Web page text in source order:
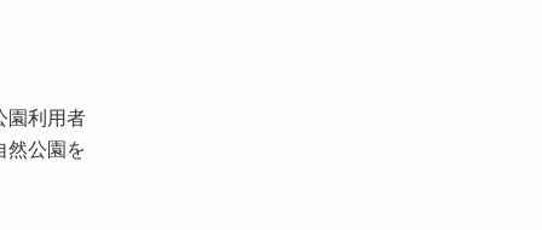
園利用者
然公園を